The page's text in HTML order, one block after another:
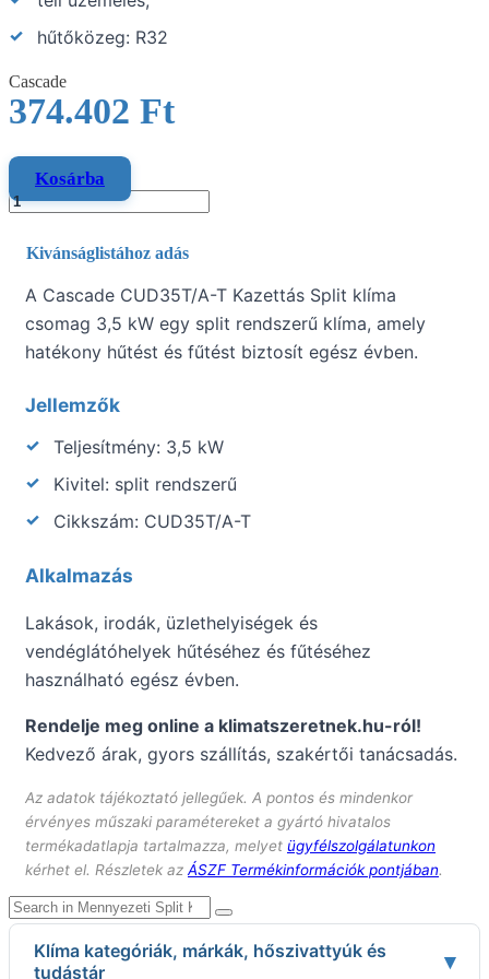
hűtőközeg: R32
Cascade
374.402 Ft
Kosárba
Kivánságlistához adás
A Cascade CUD35T/A-T Kazettás Split klíma
csomag 3,5 kW egy split rendszerű klíma, amely
hatékony hűtést és fűtést biztosít egész évben.
Jellemzők
Teljesítmény: 3,5 kW
Kivitel: split rendszerű
Cikkszám: CUD35T/A-T
Alkalmazás
Lakások, irodák, üzlethelyiségek és
vendéglátóhelyek hűtéséhez és fűtéséhez
használható egész évben.
Rendelje meg online a klimatszeretnek.hu-ról!
Kedvező árak, gyors szállítás, szakértői tanácsadás.
Az adatok tájékoztató jellegűek. A pontos és mindenkor
érvényes műszaki paramétereket a gyártó hivatalos
termékadatlapja tartalmazza, melyet ügyfélszolgálatunkon
kérhet el. Részletek az ÁSZF Termékinformációk pontjában.
Klíma kategóriák, márkák, hőszivattyúk és
tudástár
▾